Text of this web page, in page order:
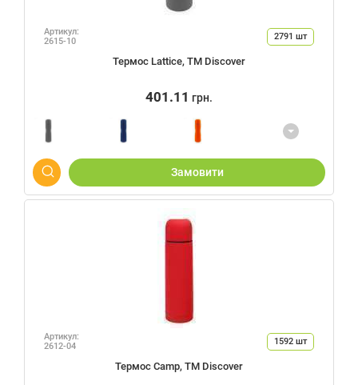
Артикул:
2615-10
2791 шт
Термос Lattice, ТМ Discover
401.11 грн.
Замовити
Артикул:
2612-04
1592 шт
Термос Camp, ТМ Discover